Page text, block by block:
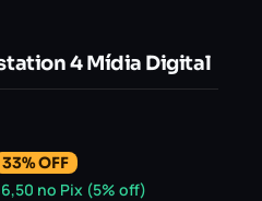
4 Mídia Digital
33% OFF
no Pix (5% off)